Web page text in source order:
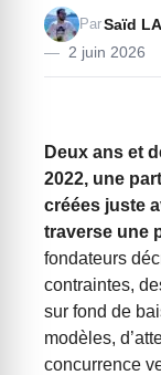
2 juin 2026
ParSaïd
Deux ans et
2022, une
créées juste
traverse une
fondateurs
contraintes,
sur fond de
modèles,
concurrence